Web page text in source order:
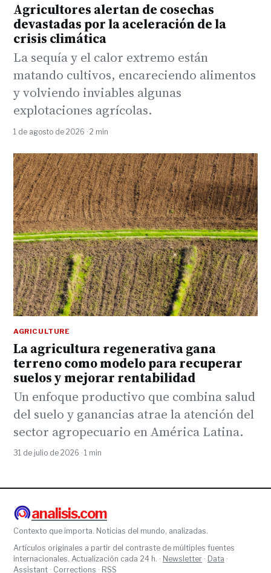
Agricultores alertan de cosechas
devastadas por la aceleración de la
crisis climática
La sequía y el calor extremo están
matando cultivos, encareciendo alimentos
y volviendo inviables algunas
explotaciones agrícolas.
1 de agosto de 2026 · 2 min
AGRICULTURE
La agricultura regenerativa gana
terreno como modelo para recuperar
suelos y mejorar rentabilidad
Un enfoque productivo que combina salud
del suelo y ganancias atrae la atención del
sector agropecuario en América Latina.
31 de julio de 2026 · 1 min
analisis.com
Contexto que importa. Noticias del mundo, analizadas.
Artículos originales a partir del contraste de múltiples fuentes
internacionales. Actualización cada 24 h. · Newsletter · Data ·
Assistant · Corrections · RSS